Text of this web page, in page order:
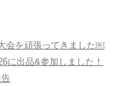
会を頑張ってきました￼
に出品&参加しました！